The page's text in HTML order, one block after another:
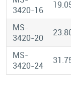
3420-16
MS-
3420-20
MS-
3420-24